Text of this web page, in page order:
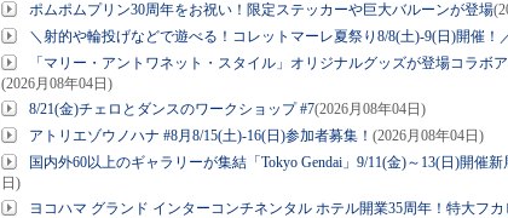
ポムポムプリン30周年をお祝い！限定ステッカーや巨大バルーンが登場
＼射的や輪投げなどで遊べる！コレットマーレ夏祭り8/8(土)-9(日)開催！
「マリー・アントワネット・スタイル」オリジナルグッズが登場コラボ
(2026月08年04日)
8/21(金)チェロとダンスのワークショップ #7(2026月08年04日)
アトリエゾウノハナ #8月8/15(土)-16(日)参加者募集！ (2026月08年04日)
国内外60以上のギャラリーが集結「Tokyo Gendai」9/11(金)～13(日)開催
日)
ヨコハマ グランド インターコンチネンタル ホテル開業35周年！特大フ